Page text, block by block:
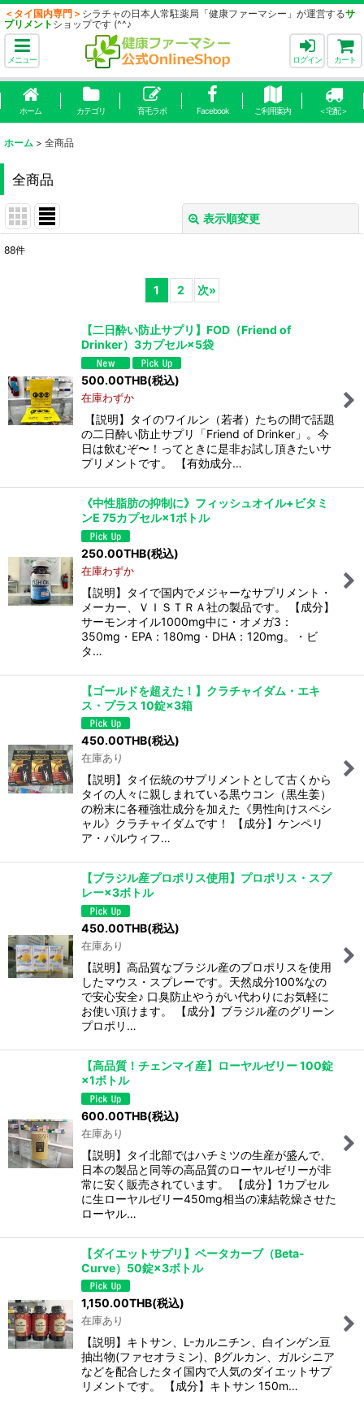
＜タイ国内専門＞ シラチャの日本人常駐薬局「健康ファーマシー」が運営するサ
プリメント ショップです (^^♪
メニュー ログイン カート
ホーム カテゴリ 育毛ラボ Facebook ご利用案内 ＜宅配＞
ホーム > 全商品
全商品
表示順変更
絞り込む
88件
1 2 次»
【二日酔い防止サプリ】FOD（Friend of
Drinker）3カプセル×5袋
500.00THB(税込)
在庫わずか
【説明】タイのワイルン（若者）たちの間で話題
の二日酔い防止サプリ「Friend of Drinker」。今
日は飲むぞ〜！ってときに是非お試し頂きたいサ
プリメントです。 【有効成分…
《中性脂肪の抑制に》フィッシュオイル+ビタミ
ンE 75カプセル×1ボトル
250.00THB(税込)
在庫わずか
【説明】タイで国内でメジャーなサプリメント・
メーカー、ＶＩＳＴＲＡ社の製品です。 【成分】
サーモンオイル1000mg中に・オメガ3：
350mg・EPA：180mg・DHA：120mg。・ビ
タ…
【ゴールドを超えた！】クラチャイダム・エキ
ス・プラス 10錠×3箱
450.00THB(税込)
在庫あり
【説明】タイ伝統のサプリメントとして古くから
タイの人々に親しまれている黒ウコン（黒生姜）
の粉末に各種強壮成分を加えた《男性向けスペシ
ャル》クラチャイダムです！ 【成分】ケンペリ
ア・パルウィフ…
【ブラジル産プロポリス使用】プロポリス・スプ
レー×3ボトル
450.00THB(税込)
在庫あり
【説明】高品質なブラジル産のプロポリスを使用
したマウス・スプレーです。天然成分100%なの
で安心安全♪ 口臭防止やうがい代わりにお気軽に
お使い頂けます。 【成分】ブラジル産のグリーン
プロポリ…
【高品質！チェンマイ産】ローヤルゼリー 100錠
×1ボトル
600.00THB(税込)
在庫あり
【説明】タイ北部ではハチミツの生産が盛んで、
日本の製品と同等の高品質のローヤルゼリーが非
常に安く販売されています。 【成分】1カプセル
に生ローヤルゼリー450mg相当の凍結乾燥させた
ローヤル…
【ダイエットサプリ】ベータカーブ（Beta-
Curve）50錠×3ボトル
1,150.00THB(税込)
在庫あり
【説明】キトサン、L-カルニチン、白インゲン豆
抽出物(ファセオラミン)、βグルカン、ガルシニア
などを配合したタイ国内で人気のダイエットサプ
リメントです。 【成分】キトサン 150m…